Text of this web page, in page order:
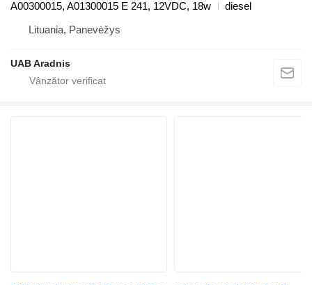
A00300015, A01300015 E 241, 12VDC, 18w
diesel
Lituania, Panevėžys
UAB Aradnis